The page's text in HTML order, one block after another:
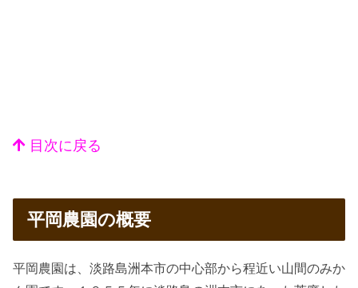
目次に戻る
平岡農園の概要
平岡農園は、淡路島洲本市の中心部から程近い山間のみか